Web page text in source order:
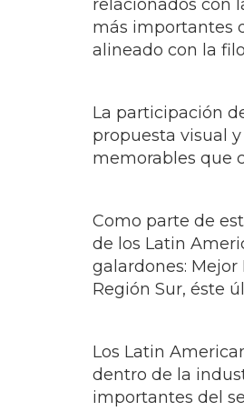
importante
Sueños”, una
celebración de
Como parte de
relacionados con
más importantes
alineado con la
La participación
propuesta visual
memorables que